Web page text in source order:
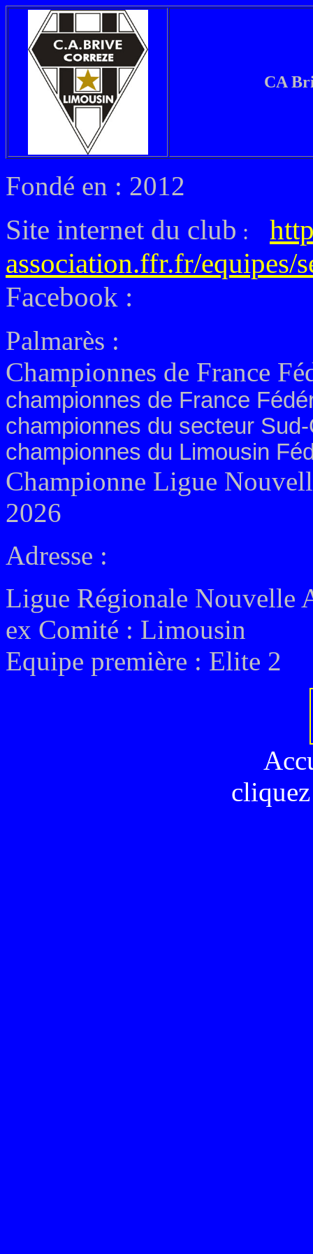
CA
Fondé en : 2012
Site internet du club :
association.ffr.fr/equipes/
Facebook :
Palmarès :
Championnes de France
championnes de France
championnes du secteur
championnes du Limousin
Championne Ligue
2026
Adresse :
Ligue Régionale Nouvelle
ex Comité : Limousin
Equipe première : Elite 2